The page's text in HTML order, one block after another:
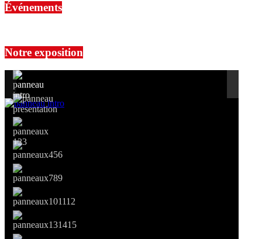
Événements
Notre exposition